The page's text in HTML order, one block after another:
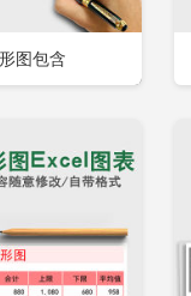
图包含
立即下载